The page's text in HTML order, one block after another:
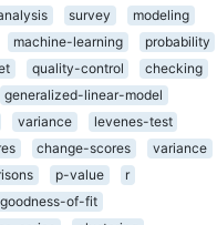
survey
modeling
machine-learning
probability
quality-control
checking
generalized-linear-model
variance
levenes-test
change-scores
variance
p-value
r
goodness-of-fit